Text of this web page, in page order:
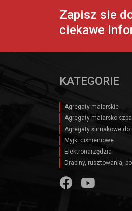
Zapisz sie
ciekawe
KATEGORIE
Agregaty malarskie
Agregaty malarsko-
Agregaty ślimakowe do
Myjki ciśnieniowe
Elektronarzędzia
Drabiny, rusztowania,